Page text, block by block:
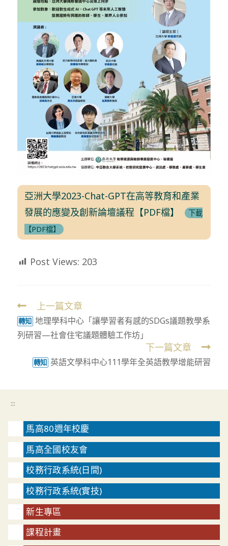
亞洲大學2023-Chat-GPT在高等教育和產業
發展的應變及創新論壇議程【PDF檔】
下載
【PDF檔】
Post Views: 203
Read
more
articles
上一篇文章
轉知 地理學科中心「讓學習者有感的SDGs議題教學系
列研習—社會住宅議題體驗工作坊」
下一篇文章
轉知 英語文學科中心111學年全英語教學增能研習
:::
馬高80週年校慶
馬高全國校友會
校務行政系統(日間)
校務行政系統(實技)
新生專區
課程計畫